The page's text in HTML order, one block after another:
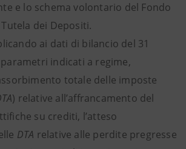
e lo schema volontario del Fondo
dei Depositi.
ai dati di bilancio del 31
indicati a regime,
totale delle imposte
) relative all’affrancamento del
su crediti, l’atteso
DTA relative alle perdite pregresse